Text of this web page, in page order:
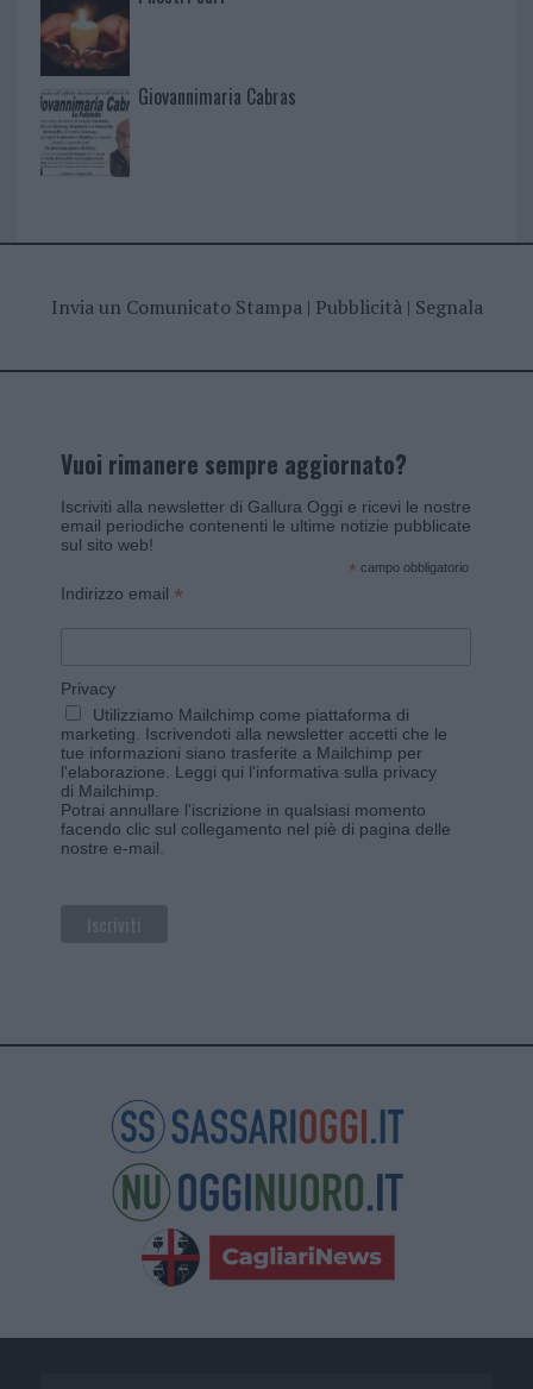
Giovannimaria Cabras
Invia un Comunicato Stampa| Pubblicità| Segnala
Vuoi rimanere sempre aggiornato?
Iscriviti alla newsletter di Gallura Oggi e ricevi le nostre
email periodiche contenenti le ultime notizie pubblicate
sul sito web!
* campo obbligatorio
Indirizzo email *
Privacy
Utilizziamo Mailchimp come piattaforma di
marketing. Iscrivendoti alla newsletter accetti che le
tue informazioni siano trasferite a Mailchimp per
l'elaborazione. Leggi qui l'informativa sulla privacy
di Mailchimp
Potrai annullare l'iscrizione in qualsiasi momento
facendo clic sul collegamento nel piè di pagina delle
nostre e-mail.